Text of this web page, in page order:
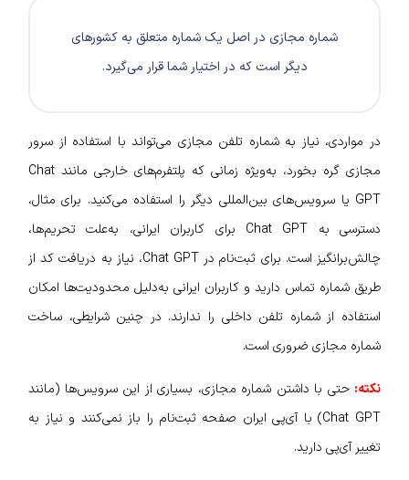
شماره مجازی در اصل یک شماره متعلق به کشور‌های
دیگر است که در اختیار شما قرار می‌گیرد.
در مواردی، نیاز به شماره تلفن مجازی می‌تواند با استفاده از سرور
مجازی گره بخورد، به‌ویژه زمانی که پلتفرم‌های خارجی مانند Chat
GPT یا سرویس‌های بین‌المللی دیگر را استفاده می‌کنید. برای مثال،
دسترسی به Chat GPT برای کاربران ایرانی، به‌علت تحریم‌ها،
چالش‌برانگیز است. برای ثبت‌نام در Chat GPT، نیاز به دریافت کد از
طریق شماره تماس دارید و کاربران ایرانی به‌دلیل محدودیت‌ها امکان
استفاده از شماره تلفن داخلی را ندارند. در چنین شرایطی، ساخت
شماره مجازی ضروری است.
نکته: حتی با داشتن شماره مجازی، بسیاری از این سرویس‌ها (مانند
Chat GPT) با آی‌پی ایران صفحه ثبت‌نام را باز نمی‌کنند و نیاز به
تغییر آی‌پی دارید.